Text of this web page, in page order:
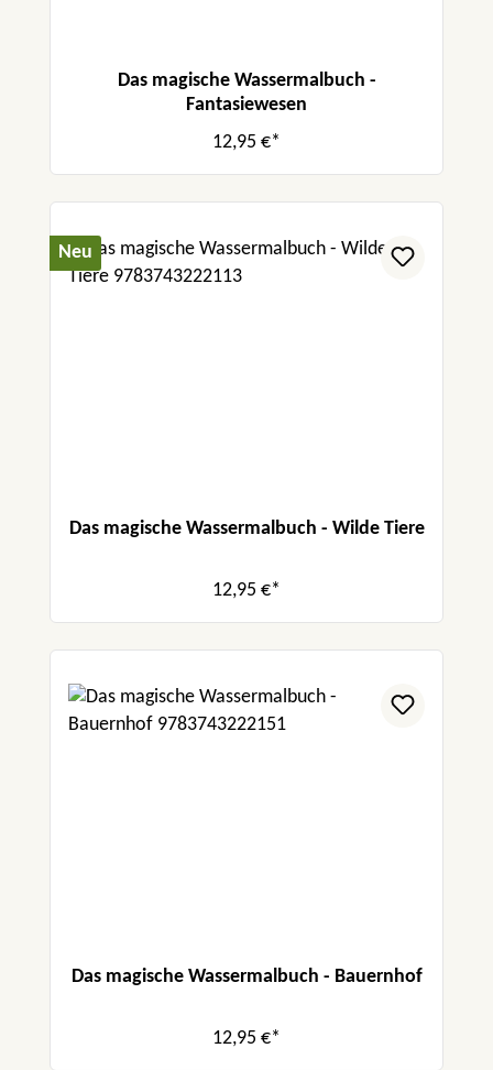
Das magische Wassermalbuch -
Fantasiewesen
12,95 €*
Neu
Das magische Wassermalbuch - Wilde Tiere
12,95 €*
Das magische Wassermalbuch - Bauernhof
12,95 €*